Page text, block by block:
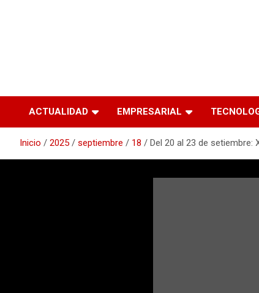
ACTUALIDAD EMPRESARIAL
Inicio 2025 septiembre 18 Del 20 al 23 de setiembre: